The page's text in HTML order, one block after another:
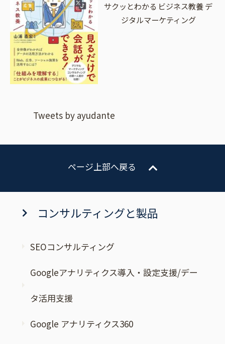
サクッとわかる ビジネス教養 デ
ジタルマーケティング
Tweets by ayudante
ページ上部へ戻る
コンサルティングと製品
SEOコンサルティング
Googleアナリティクス導入・設定支援/デー
タ活用支援
Google アナリティクス360